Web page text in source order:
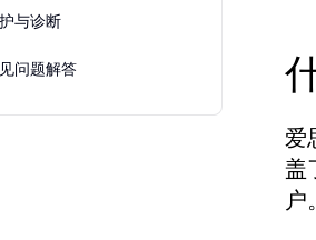
与诊断
问题解答
爱
盖
户。